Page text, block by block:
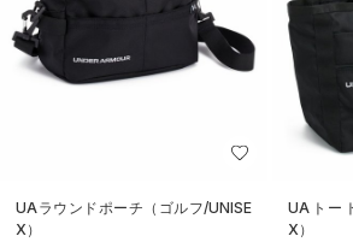
UAラウンドポーチ（ゴルフ/UNISE
X）
UAトー
X）